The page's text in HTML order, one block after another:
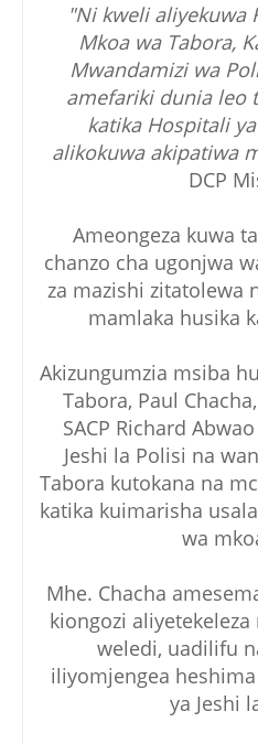
"Ni kweli aliyekuwa
Mkoa wa Tabora,
Mwandamizi wa
amefariki dunia leo
katika Hospitali
alikokuwa akipatiwa
DCP
Ameongeza kuwa
chanzo cha ugonjwa
za mazishi zitatolewa
mamlaka husika
Akizungumzia msiba
Tabora, Paul
SACP Richard
Jeshi la Polisi na
Tabora kutokana na
katika kuimarisha
wa
Mhe. Chacha
kiongozi
weledi, uadilifu
iliyomjengea
ya Jeshi